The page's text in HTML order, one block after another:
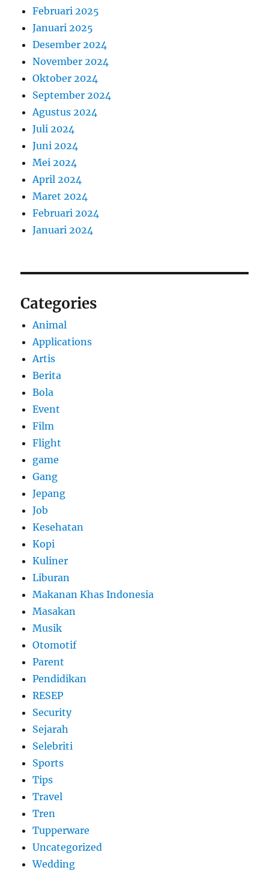
Februari 2025
Januari 2025
Desember 2024
November 2024
Oktober 2024
September 2024
Agustus 2024
Juli 2024
Juni 2024
Mei 2024
April 2024
Maret 2024
Februari 2024
Januari 2024
Categories
Animal
Applications
Artis
Berita
Bola
Event
Film
Flight
game
Gang
Jepang
Job
Kesehatan
Kopi
Kuliner
Liburan
Makanan Khas Indonesia
Masakan
Musik
Otomotif
Parent
Pendidikan
RESEP
Security
Sejarah
Selebriti
Sports
Tips
Travel
Tren
Tupperware
Uncategorized
Wedding